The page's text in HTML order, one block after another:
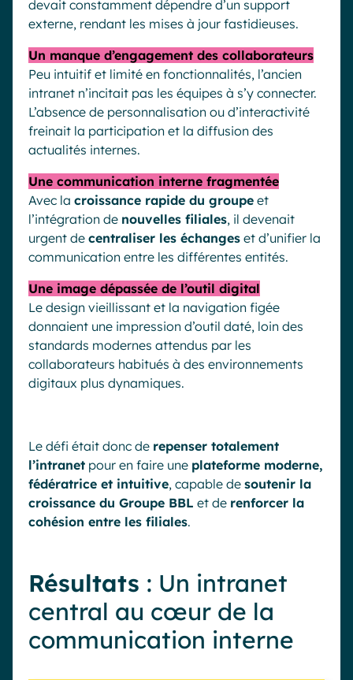
devait constamment dépendre d’un support
externe, rendant les mises à jour fastidieuses.
Un manque d’engagement des collaborateurs
Peu intuitif et limité en fonctionnalités, l’ancien
intranet n’incitait pas les équipes à s’y connecter.
L’absence de personnalisation ou d’interactivité
freinait la participation et la diffusion des
actualités internes.
Une communication interne fragmentée
Avec la croissance rapide du groupe et
l’intégration de nouvelles filiales, il devenait
urgent de centraliser les échanges et d’unifier la
communication entre les différentes entités.
Une image dépassée de l’outil digital
Le design vieillissant et la navigation figée
donnaient une impression d’outil daté, loin des
standards modernes attendus par les
collaborateurs habitués à des environnements
digitaux plus dynamiques.
Le défi était donc de repenser totalement
l’intranet pour en faire une plateforme moderne,
fédératrice et intuitive, capable de soutenir la
croissance du Groupe BBL et de renforcer la
cohésion entre les filiales.
Résultats : Un intranet
central au cœur de la
communication interne